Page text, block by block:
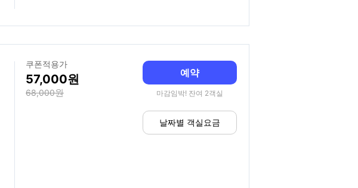
쿠폰적용가
57,000
68,000
예약
마감임박! 잔여 2객실
날짜별 객실요금